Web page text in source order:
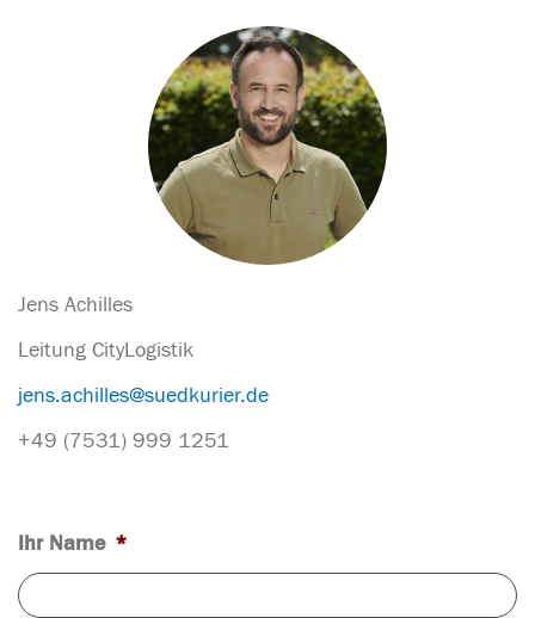
Jens Achilles
Leitung CityLogistik
jens.achilles@suedkurier.de
+49 (7531) 999 1251
Ihr Name *